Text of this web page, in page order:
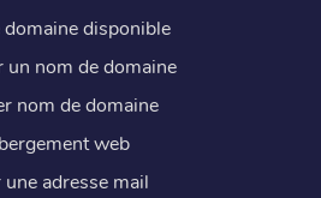
domaine disponible
un nom de domaine
nom de domaine
web
une adresse mail